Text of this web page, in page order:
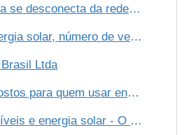
Cidade na Alemanha se desconecta da rede elétrica e passa a usar energia 100% de energia renovável
Com a ajuda da energia solar, número de veículos elétricos deve dobrar em 2020!
Ltda
Descontos em impostos para quem usar energia solar. Conheça a tendência!
Postos de combustíveis e energia solar - O futuro é agora!